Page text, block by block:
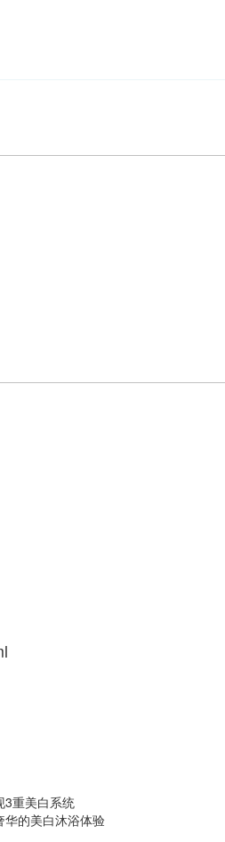
3重美白系统
华的美白沐浴体验